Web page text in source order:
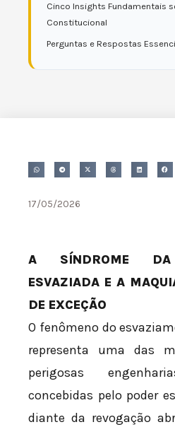
Cinco Insights Fundamentais
Constitucional
Perguntas e Respostas
17/05/2026
A SÍNDROME DA
ESVAZIADA E A
DE EXCEÇÃO
O fenômeno do
representa uma das
perigosas
concebidas pelo poder
diante da revogação